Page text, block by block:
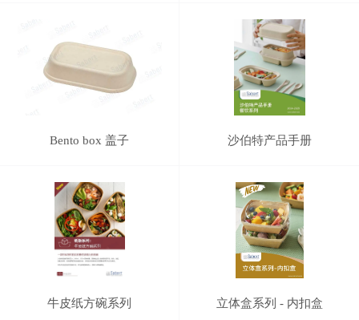
Bento box 盖子 沙伯特产品手册
牛皮纸方碗系列 立体盒系列 - 内扣盒